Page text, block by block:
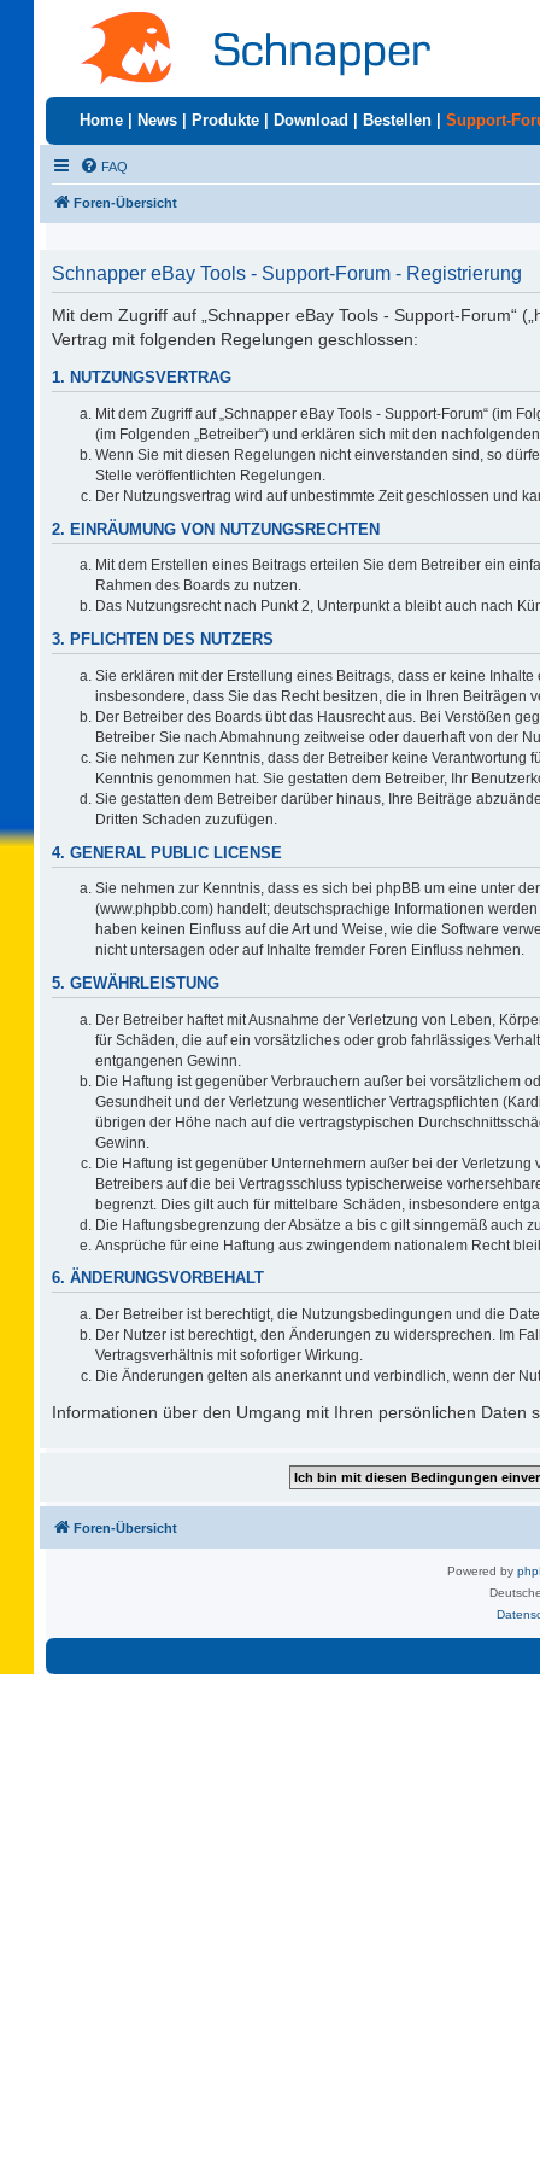
Home News Produkte Download Bestellen Support-
FAQ
Foren-Übersicht
Schnapper eBay Tools - Support-Forum - Registrierung
Mit dem Zugriff auf „Schnapper eBay Tools - Support-Forum“
Vertrag mit folgenden Regelungen geschlossen:
1. NUTZUNGSVERTRAG
Mit dem Zugriff auf „Schnapper eBay Tools - Support-Forum“ (im
(im Folgenden „Betreiber“) und erklären sich mit den
Wenn Sie mit diesen Regelungen nicht einverstanden sind, so
Stelle veröffentlichten Regelungen.
Der Nutzungsvertrag wird auf unbestimmte Zeit geschlossen und
2. EINRÄUMUNG VON NUTZUNGSRECHTEN
Mit dem Erstellen eines Beitrags erteilen Sie dem Betreiber ein
Rahmen des Boards zu nutzen.
Das Nutzungsrecht nach Punkt 2, Unterpunkt a bleibt auch nach
3. PFLICHTEN DES NUTZERS
Sie erklären mit der Erstellung eines Beitrags, dass er keine
insbesondere, dass Sie das Recht besitzen, die in Ihren Beiträgen
Der Betreiber des Boards übt das Hausrecht aus. Bei Verstößen
Betreiber Sie nach Abmahnung zeitweise oder dauerhaft von der
Sie nehmen zur Kenntnis, dass der Betreiber keine Verantwortung
Kenntnis genommen hat. Sie gestatten dem Betreiber, Ihr
Sie gestatten dem Betreiber darüber hinaus, Ihre Beiträge
Dritten Schaden zuzufügen.
4. GENERAL PUBLIC LICENSE
Sie nehmen zur Kenntnis, dass es sich bei phpBB um eine unter der
(www.phpbb.com) handelt; deutschsprachige Informationen
haben keinen Einfluss auf die Art und Weise, wie die Software
nicht untersagen oder auf Inhalte fremder Foren Einfluss nehmen.
5. GEWÄHRLEISTUNG
Der Betreiber haftet mit Ausnahme der Verletzung von Leben,
für Schäden, die auf ein vorsätzliches oder grob fahrlässiges
entgangenen Gewinn.
Die Haftung ist gegenüber Verbrauchern außer bei vorsätzlichem
Gesundheit und der Verletzung wesentlicher Vertragspflichten
übrigen der Höhe nach auf die vertragstypischen
Gewinn.
Die Haftung ist gegenüber Unternehmern außer bei der
Betreibers auf die bei Vertragsschluss typischerweise
begrenzt. Dies gilt auch für mittelbare Schäden, insbesondere
Die Haftungsbegrenzung der Absätze a bis c gilt sinngemäß auch
Ansprüche für eine Haftung aus zwingendem nationalem Recht
6. ÄNDERUNGSVORBEHALT
Der Betreiber ist berechtigt, die Nutzungsbedingungen und die
Der Nutzer ist berechtigt, den Änderungen zu widersprechen. Im
Vertragsverhältnis mit sofortiger Wirkung.
Die Änderungen gelten als anerkannt und verbindlich, wenn der
Informationen über den Umgang mit Ihren persönlichen Daten
Foren-Übersicht
Powered by